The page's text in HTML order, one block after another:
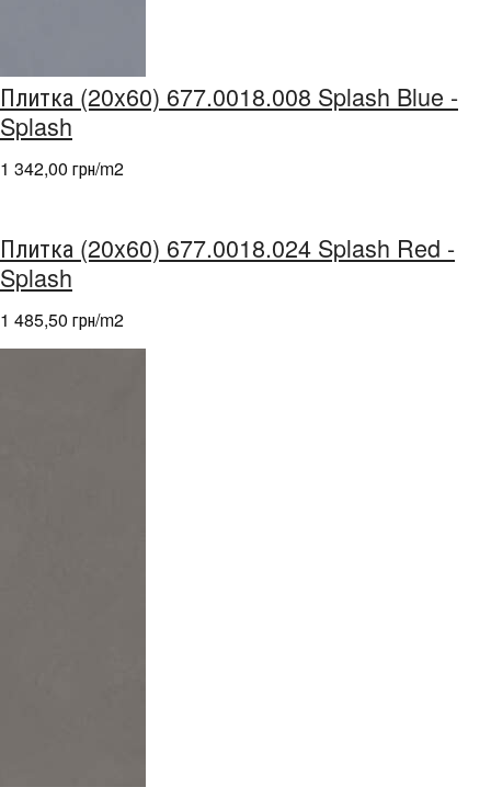
Плитка (20x60) 677.0018.008 Splash Blue -
Splash
1 342,00 грн/m2
Плитка (20x60) 677.0018.024 Splash Red -
Splash
1 485,50 грн/m2